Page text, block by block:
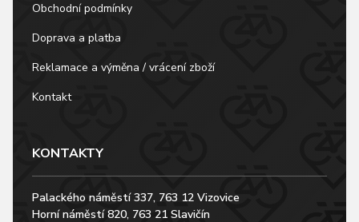
Obchodní podmínky
Doprava a platba
Reklamace a výměna / vrácení zboží
Kontakt
KONTAKTY
Palackého náměstí 337, 763 12 Vizovice
Horní náměstí 820, 763 21 Slavičín